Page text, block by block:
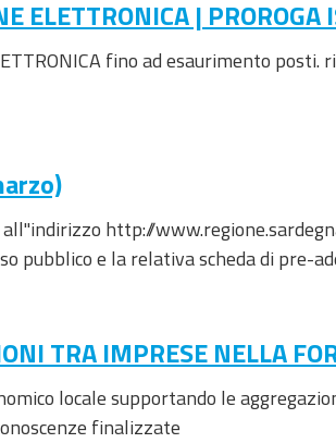
ELETTRONICA | PROROGA
fino ad esaurimento
http://
pubblico e la relativa scheda di pre-
TRA IMPRESE NELLA
locale supportando le
finalizzate